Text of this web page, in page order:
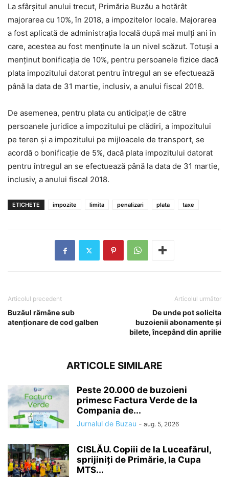
La sfârșitul anului trecut, Primăria Buzău a hotărât
majorarea cu 10%, în 2018, a impozitelor locale. Majorarea
a fost aplicată de administrația locală după mai mulţi ani în
care, acestea au fost menţinute la un nivel scăzut. Totuși a
menținut bonificația de 10%, pentru persoanele fizice dacă
plata impozitului datorat pentru întregul an se efectuează
până la data de 31 martie, inclusiv, a anului fiscal 2018.
De asemenea, pentru plata cu anticipaţie de către
persoanele juridice a impozitului pe clădiri, a impozitului
pe teren şi a impozitului pe mijloacele de transport, se
acordă o bonificaţie de 5%, dacă plata impozitului datorat
pentru întregul an se efectuează până la data de 31 martie,
inclusiv, a anului fiscal 2018.
ETICHETE impozite limita penalizari plata taxe
Articolul precedent
Buzăul rămâne sub
atenționare de cod galben
Articolul următor
De unde pot solicita
buzoienii abonamente şi
bilete, începând din aprilie
ARTICOLE SIMILARE
Peste 20.000 de buzoieni
primesc Factura Verde de la
Compania de...
Jurnalul de Buzau - aug. 5, 2026
CISLĂU. Copiii de la Luceafărul,
sprijiniți de Primărie, la Cupa
MTS...